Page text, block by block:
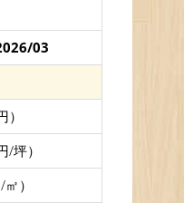
03
）
/坪）
）